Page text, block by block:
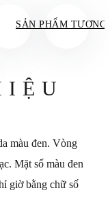
SẢN PHẨM TƯƠNG
màu đen. Vòng
Mặt số màu đen
giờ bằng chữ số